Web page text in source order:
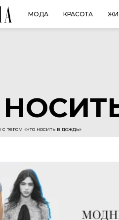
МОДА КРАСОТА
тегом «что носить в дождь»